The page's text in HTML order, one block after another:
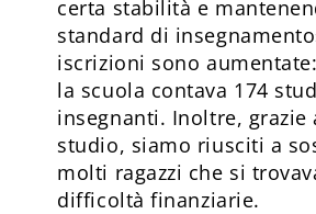
certa stabilità e
standard di
iscrizioni sono
la scuola contava 174
insegnanti. Inoltre, grazie
studio, siamo riusciti a
molti ragazzi che si
difficoltà finanziarie.